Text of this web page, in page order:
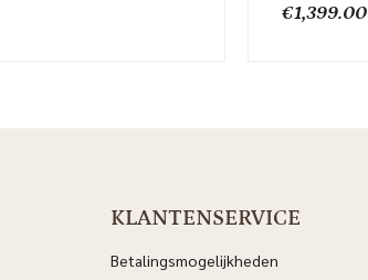
€1,399.00
KLANTENSERVICE
Betalingsmogelijkheden